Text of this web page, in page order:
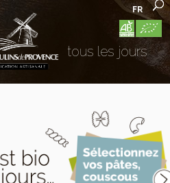
FR
tous les jours